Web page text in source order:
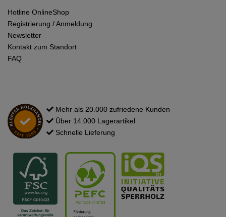
Hotline OnlineShop
Registrierung / Anmeldung
Newsletter
Kontakt zum Standort
FAQ
Mehr als 20.000 zufriedene Kunden
Über 14.000 Lagerartikel
Schnelle Lieferung